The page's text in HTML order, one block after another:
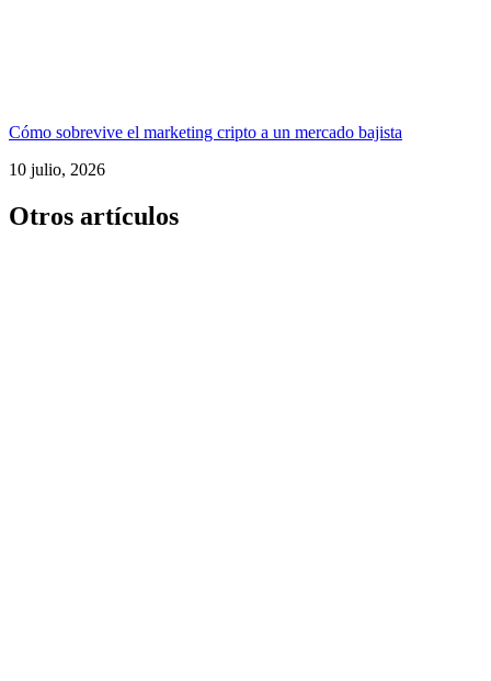
Cómo sobrevive el marketing cripto a un mercado bajista
10 julio, 2026
Otros artículos